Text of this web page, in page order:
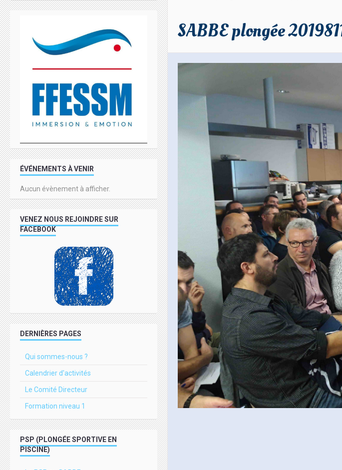
SABBE plongée
ÉVÉNEMENTS À VENIR
Aucun évènement à afficher.
VENEZ NOUS REJOINDRE SUR
FACEBOOK
DERNIÈRES PAGES
Qui sommes-nous ?
Calendrier d'activités
Le Comité Directeur
Formation niveau 1
PSP (PLONGÉE SPORTIVE EN
PISCINE)